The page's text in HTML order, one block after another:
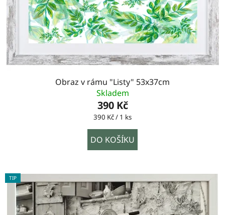
Obraz v rámu "Listy" 53x37cm
Skladem
390 Kč
Měrná
390 Kč / 1 ks
DO KOŠÍKU
TIP